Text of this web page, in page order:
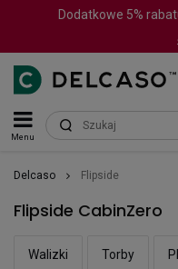
Dodatkowe 5%
Menu
Delcaso Flipside
Flipside CabinZero
Walizki Torby